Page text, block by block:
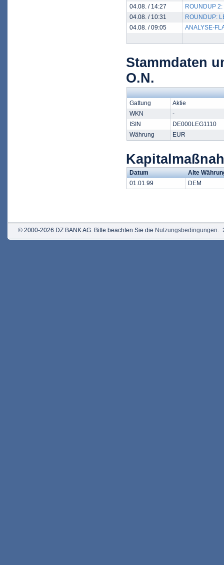
04.08. / 14:27
ROUNDUP
04.08. / 10:31
ROUNDUP:
04.08. / 09:05
ANALYSE-
Stammdaten
O.N.
Gattung
Aktie
WKN
-
ISIN
DE000LEG1110
Währung
EUR
Datum
Alte
01.01.99
DEM
© 2000-2026 DZ BANK AG. Bitte beachten Sie die Nutzungsbedingungen.